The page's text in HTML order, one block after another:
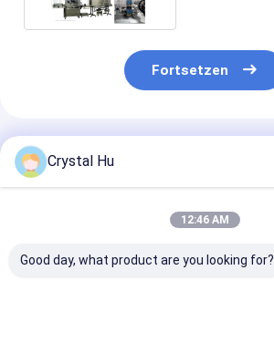
Fortsetzen
Empfohlene Produkte
Crystal Hu
12:46 AM
Good day, what product are you looking for?